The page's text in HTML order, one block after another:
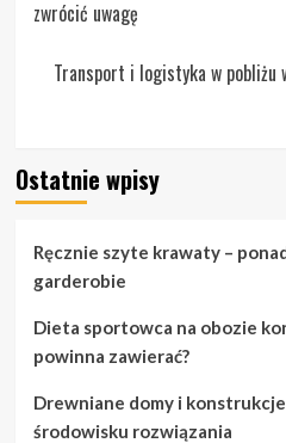
zwrócić uwagę
Transport i logistyka w
Ostatnie wpisy
Ręcznie szyte krawaty –
garderobie
Dieta sportowca na obozie
powinna zawierać?
Drewniane domy i
środowisku rozwiązania